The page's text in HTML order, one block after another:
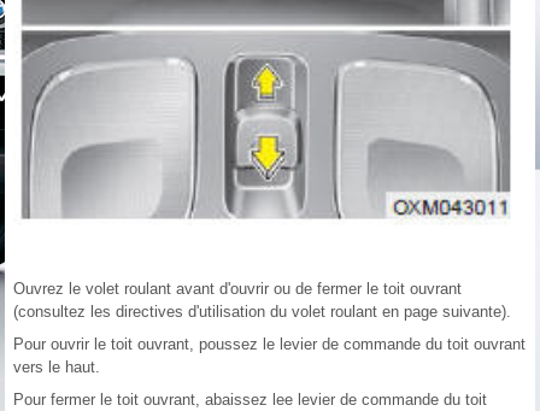
Ouvrez le volet roulant avant d'ouvrir ou de fermer le toit ouvrant
(consultez les directives d'utilisation du volet roulant en page suivante).
Pour ouvrir le toit ouvrant, poussez le levier de commande du toit ouvrant
vers le haut.
Pour fermer le toit ouvrant, abaissez lee levier de commande du toit